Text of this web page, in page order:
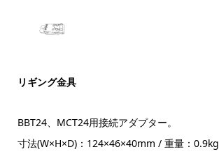
リギング金具
BBT24、MCT24用接続アダプター。
寸法(W×H×D)：124×46×40mm / 重量：0.9kg